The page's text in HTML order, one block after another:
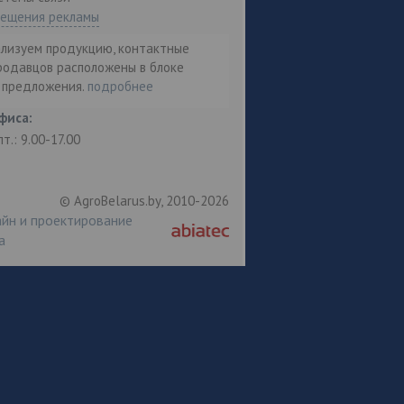
рекламы
продукцию, контактные
расположены в блоке
подробнее
9.00-17.00
© AgroBelarus.by, 2010-2026
и проектирование